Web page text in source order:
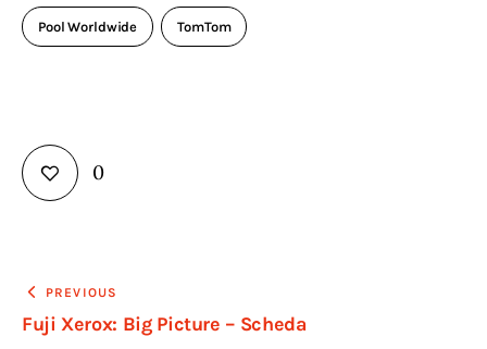
Pool Worldwide TomTom
0
Navigazione
articoli
PREVIOUS
Fuji Xerox: Big Picture – Scheda